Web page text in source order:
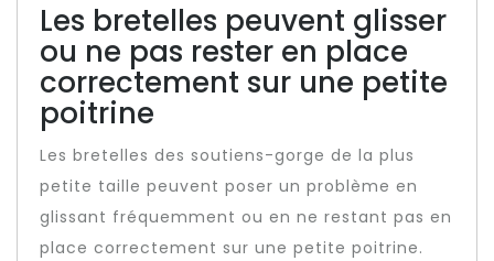
Les bretelles peuvent glisser
ou ne pas rester en place
correctement sur une petite
poitrine
Les bretelles des soutiens-gorge de la plus
petite taille peuvent poser un problème en
glissant fréquemment ou en ne restant pas en
place correctement sur une petite poitrine.